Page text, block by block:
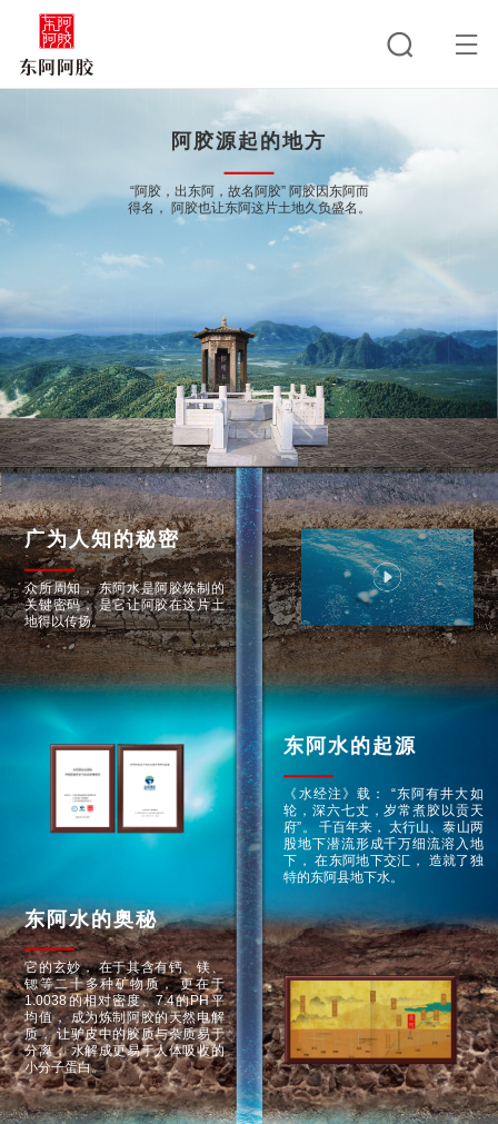
阿胶源起的地方
“阿胶，出东阿，故名阿胶”阿胶因东阿而
得名， 阿胶也让东阿这片土地久负盛名。
广为人知的秘密
众所周知，东阿水是阿胶炼制的
关键密码，是它让阿胶在这片土
地得以传扬。
东阿水的起源
《水经注》载：
“东阿有井大如
轮，深六七丈，岁常煮胶以贡天
府”。
千百年来， 太行山、泰山两
股地下潜流形成千万细流溶入地
下， 在东阿地下交汇，
造就了独
特的东阿县地下水。
东阿水的奥秘
它的玄妙，在于其含有钙、镁、
锶等二十多种矿物质，更在于
1.0038的相对密度、7.4的PH平
均值，成为炼制阿胶的天然电解
质，让驴皮中的胶质与杂质易于
分离，水解成更易于人体吸收的
小分子蛋白。